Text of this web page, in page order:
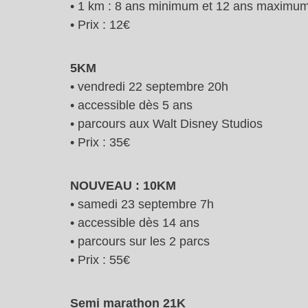
• 1 km : 8 ans minimum et 12 ans
• Prix : 12€
5KM
• vendredi 22 septembre 20h
• accessible dès 5 ans
• parcours aux Walt Disney Studios
• Prix : 35€
NOUVEAU : 10KM
• samedi 23 septembre 7h
• accessible dès 14 ans
• parcours sur les 2 parcs
• Prix : 55€
Semi marathon 21K